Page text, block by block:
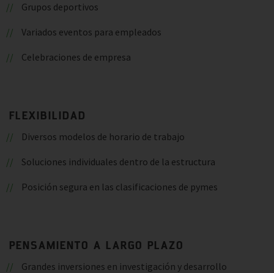
Grupos deportivos
Variados eventos para empleados
Celebraciones de empresa
FLEXIBILIDAD
Diversos modelos de horario de trabajo
Soluciones individuales dentro de la estructura
Posición segura en las clasificaciones de pymes
PENSAMIENTO A LARGO PLAZO
Grandes inversiones en investigación y desarrollo